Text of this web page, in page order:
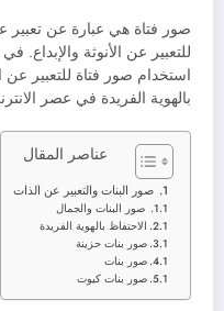
صور فتاة هي عبارة عن تعبير
للتعبير عن الأنوثة
استخدام صور فتاة للتعبير عن
بالهوية الفريدة في عصر
عناصر المقال
صور البنات والتعبير عن الذات
صور البنات والجمال
الاحتفاظ بالهوية الفريدة
صور بنات حزينة
صور بنات
صور بنات كيوت